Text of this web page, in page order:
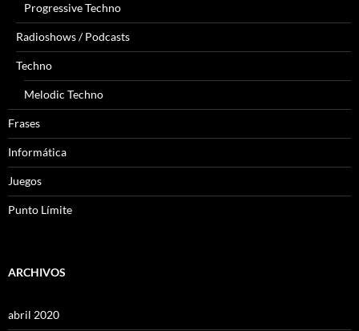
Progressive Techno
Radioshows / Podcasts
Techno
Melodic Techno
Frases
Informática
Juegos
Punto Límite
ARCHIVOS
abril 2020